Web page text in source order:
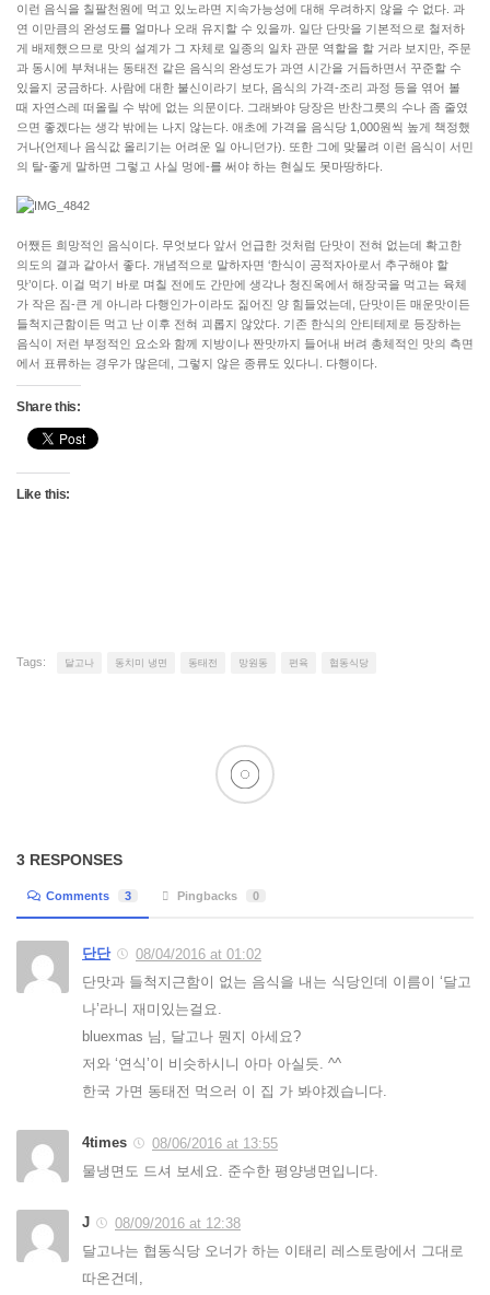
이런 음식을 칠팔천원에 먹고 있노라면 지속가능성에 대해 우려하지 않을 수 없다. 과
연 이만큼의 완성도를 얼마나 오래 유지할 수 있을까. 일단 단맛을 기본적으로 철저하
게 배제했으므로 맛의 설계가 그 자체로 일종의 일차 관문 역할을 할 거라 보지만, 주문
과 동시에 부쳐내는 동태전 같은 음식의 완성도가 과연 시간을 거듭하면서 꾸준할 수
있을지 궁금하다. 사람에 대한 불신이라기 보다, 음식의 가격-조리 과정 등을 엮어 볼
때 자연스레 떠올릴 수 밖에 없는 의문이다. 그래봐야 당장은 반찬그릇의 수나 좀 줄였
으면 좋겠다는 생각 밖에는 나지 않는다. 애초에 가격을 음식당 1,000원씩 높게 책정했
거나(언제나 음식값 올리기는 어려운 일 아니던가). 또한 그에 맞물려 이런 음식이 서민
의 탈-좋게 말하면 그렇고 사실 멍에-를 써야 하는 현실도 못마땅하다.
어쨌든 희망적인 음식이다. 무엇보다 앞서 언급한 것처럼 단맛이 전혀 없는데 확고한
의도의 결과 같아서 좋다. 개념적으로 말하자면 ‘한식이 공적자아로서 추구해야 할
맛’이다. 이걸 먹기 바로 며칠 전에도 간만에 생각나 청진옥에서 해장국을 먹고는 육체
가 작은 짐-큰 게 아니라 다행인가-이라도 짊어진 양 힘들었는데, 단맛이든 매운맛이든
들척지근함이든 먹고 난 이후 전혀 괴롭지 않았다. 기존 한식의 안티테제로 등장하는
음식이 저런 부정적인 요소와 함께 지방이나 짠맛까지 들어내 버려 총체적인 맛의 측면
에서 표류하는 경우가 많은데, 그렇지 않은 종류도 있다니. 다행이다.
Share this:
Like this:
Tags: 달고나 동치미 냉면 동태전 망원동 편육 협동식당
3 RESPONSES
Comments 3 Pingbacks 0
단단
08/04/2016 at 01:02
단맛과 들척지근함이 없는 음식을 내는 식당인데 이름이 ‘달고
나’라니 재미있는걸요.
bluexmas 님, 달고나 뭔지 아세요?
저와 ‘연식’이 비슷하시니 아마 아실듯. ^^
한국 가면 동태전 먹으러 이 집 가 봐야겠습니다.
4times
08/06/2016 at 13:55
물냉면도 드셔 보세요. 준수한 평양냉면입니다.
J
08/09/2016 at 12:38
달고나는 협동식당 오너가 하는 이태리 레스토랑에서 그대로
따온건데,